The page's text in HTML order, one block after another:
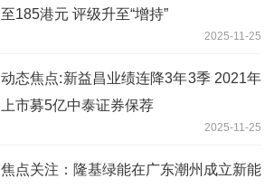
至185港元 评级升至“增持”
2025-11-25
动态焦点:新益昌业绩连降3年3季 2021年
上市募5亿中泰证券保荐
2025-11-25
焦点关注：隆基绿能在广东潮州成立新能